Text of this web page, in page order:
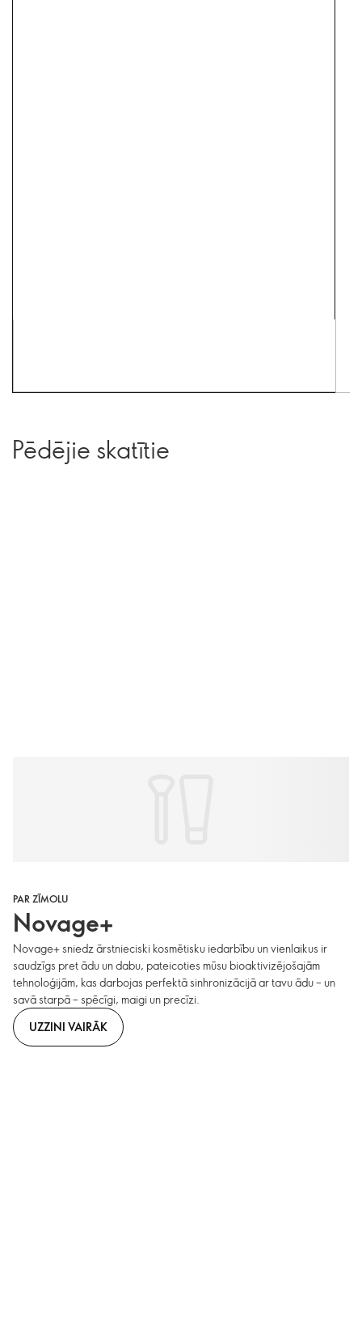
Pēdējie skatītie
PAR ZĪMOLU
Novage+
Novage+ sniedz ārstnieciski kosmētisku iedarbību un vienlaikus ir
saudzīgs pret ādu un dabu, pateicoties mūsu bioaktivizējošajām
tehnoloģijām, kas darbojas perfektā sinhronizācijā ar tavu ādu – un
savā starpā – spēcīgi, maigi un precīzi.
UZZINI VAIRĀK